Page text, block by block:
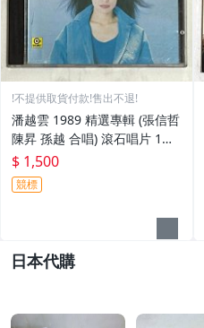
!不提供取貨付款!售出不退!
潘越雲 1989 精選專輯 (張信哲
陳昇 孫越 合唱) 滾石唱片 1M
TO 日本東芝版專輯 CD Made
in Japan 附歌詞
$ 1,500
競標
日本代購